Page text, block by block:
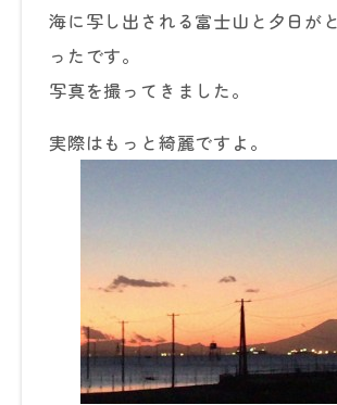
海に写し出される富士山と夕日が
ったです。
写真を撮ってきました。
実際はもっと綺麗ですよ。